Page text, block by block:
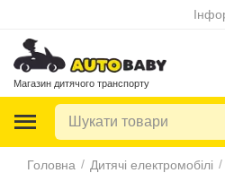
Магазин дитячого транспорту
Головна / Дитячі електромобілі /